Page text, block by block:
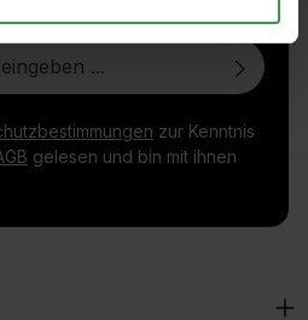
zur Kenntnis
gelesen und bin mit ihnen